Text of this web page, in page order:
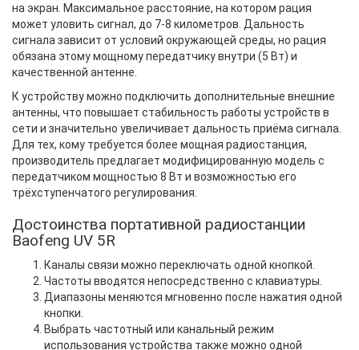
на экран. Максимальное расстояние, на котором рация
может уловить сигнал, до 7-8 километров. Дальность
сигнала зависит от условий окружающей среды, но рация
обязана этому мощному передатчику внутри (5 Вт) и
качественной антенне.
К устройству можно подключить дополнительные внешние
антенны, что повышает стабильность работы устройств в
сети и значительно увеличивает дальность приёма сигнала.
Для тех, кому требуется более мощная радиостанция,
производитель предлагает модифицированную модель с
передатчиком мощностью 8 Вт и возможностью его
трёхступенчатого регулирования.
Достоинства портативной радиостанции
Baofeng UV 5R
Каналы связи можно переключать одной кнопкой.
Частоты вводятся непосредственно с клавиатуры.
Диапазоны меняются мгновенно после нажатия одной
кнопки.
Выбрать частотный или канальный режим
использования устройства также можно одной